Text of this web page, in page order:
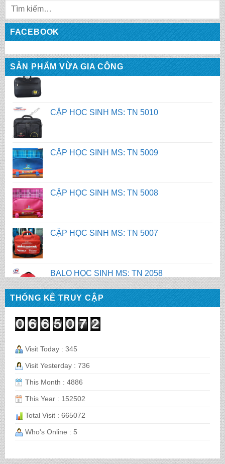
FACEBOOK
SẢN PHẨM VỪA GIA CÔNG
CẶP HỌC SINH MS: TN 5011
CẶP HỌC SINH MS: TN 5010
CẶP HỌC SINH MS: TN 5009
CẶP HỌC SINH MS: TN 5008
CẶP HỌC SINH MS: TN 5007
BALO HỌC SINH MS: TN 2058
BALO HỌC SINH MS: TN 2056
BALO HỌC SINH MS: TN 2070
BALO HỌC SINH MS: TN 2069
CẶP HỌC SINH MS: TN 5016
THỐNG KÊ TRUY CẬP
Visit Today : 345
Visit Yesterday : 736
This Month : 4886
This Year : 152502
Total Visit : 665072
Who's Online : 5